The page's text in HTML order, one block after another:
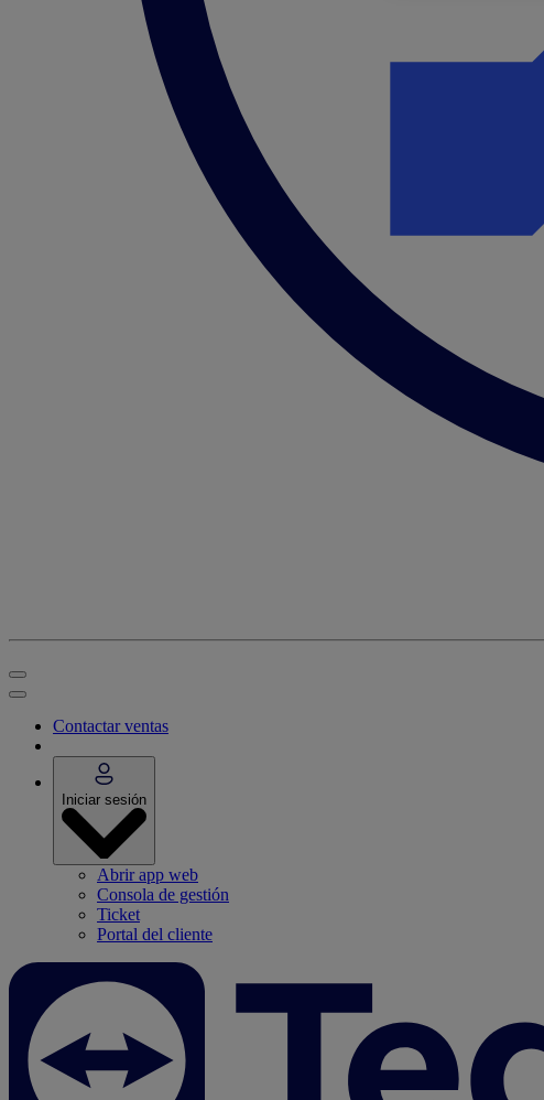
Contactar ventas
Iniciar sesión
Abrir app web
Consola de gestión
Ticket
Portal del cliente